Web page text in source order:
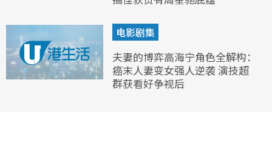
电影剧集
夫妻的博弈高海宁角色全解构：
癌末人妻变女强人逆袭 演技超
群获看好争视后